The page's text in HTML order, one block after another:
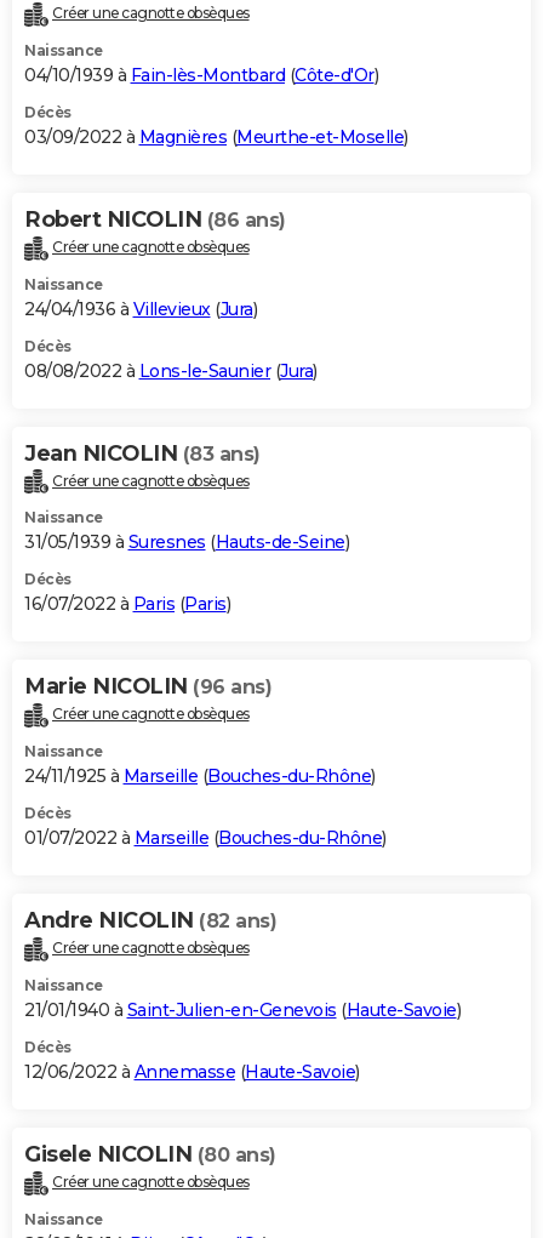
Créer une cagnotte obsèques
Naissance
04/10/1939 à Fain-lès-Montbard (Côte-d'Or)
Décès
03/09/2022 à Magnières (Meurthe-et-Moselle)
Robert NICOLIN (86 ans)
Créer une cagnotte obsèques
Naissance
24/04/1936 à Villevieux (Jura)
Décès
08/08/2022 à Lons-le-Saunier(Jura)
Jean NICOLIN (83 ans)
Créer une cagnotte obsèques
Naissance
31/05/1939 à Suresnes (Hauts-de-Seine)
Décès
16/07/2022 à Paris (Paris)
Marie NICOLIN (96 ans)
Créer une cagnotte obsèques
Naissance
24/11/1925 à Marseille (Bouches-du-Rhône)
Décès
01/07/2022 à Marseille (Bouches-du-Rhône)
Andre NICOLIN (82 ans)
Créer une cagnotte obsèques
Naissance
21/01/1940 à Saint-Julien-en-Genevois (Haute-Savoie)
Décès
12/06/2022 à Annemasse (Haute-Savoie)
Gisele NICOLIN (80 ans)
Créer une cagnotte obsèques
Naissance